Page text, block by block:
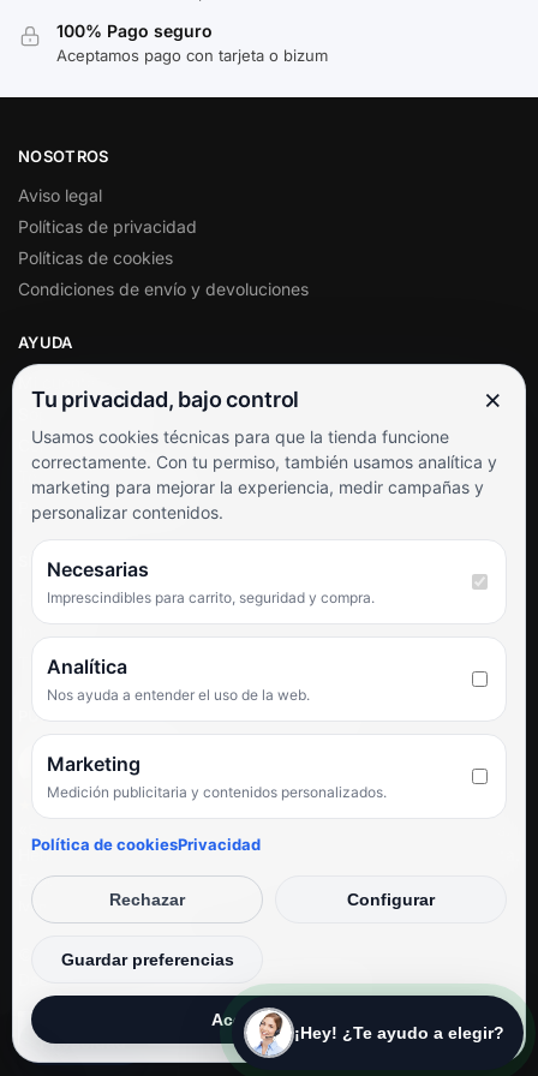
100% Pago seguro
Aceptamos pago con tarjeta o bizum
NOSOTROS
Aviso legal
Políticas de privacidad
Políticas de cookies
Condiciones de envío y devoluciones
AYUDA
Soporte al cliente
Contacto
Términos y condiciones
Preguntas frecuentes
SÍGUENOS
Facebook
TikTok
PUNTUACIÓN DE 4,6 SOBRE 5 EN GOOGLE
★★★★★
Hemos comprado en varias ocasiones y siempre dan respuesta.
Espectacular, servicio de 10.»
Iván Rodríguez Ramos
© Electrodirecto 2026
Desarrollo y mantenimiento por SitiosWebPRO
¡Hey! ¿Te ayudo a elegir?
Tu privacidad, bajo control ×
Usamos cookies técnicas para que la tienda funcione
correctamente. Con tu permiso, también usamos analítica y
marketing para mejorar la experiencia, medir campañas y
personalizar contenidos.
Necesarias
Imprescindibles para carrito, seguridad y compra.
Analítica
Nos ayuda a entender el uso de la web.
Marketing
Medición publicitaria y contenidos personalizados.
Política de cookiesPrivacidad
Rechazar Configurar
Guardar preferencias
Aceptar todas
Privacidad